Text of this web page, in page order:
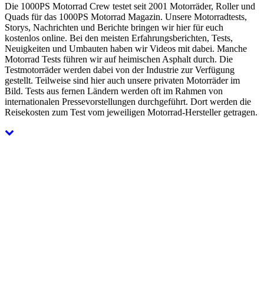
Die 1000PS Motorrad Crew testet seit 2001 Motorräder, Roller und
Quads für das 1000PS Motorrad Magazin. Unsere Motorradtests,
Storys, Nachrichten und Berichte bringen wir hier für euch
kostenlos online. Bei den meisten Erfahrungsberichten, Tests,
Neuigkeiten und Umbauten haben wir Videos mit dabei. Manche
Motorrad Tests führen wir auf heimischen Asphalt durch. Die
Testmotorräder werden dabei von der Industrie zur Verfügung
gestellt. Teilweise sind hier auch unsere privaten Motorräder im
Bild. Tests aus fernen Ländern werden oft im Rahmen von
internationalen Pressevorstellungen durchgeführt. Dort werden die
Reisekosten zum Test vom jeweiligen Motorrad-Hersteller getragen.